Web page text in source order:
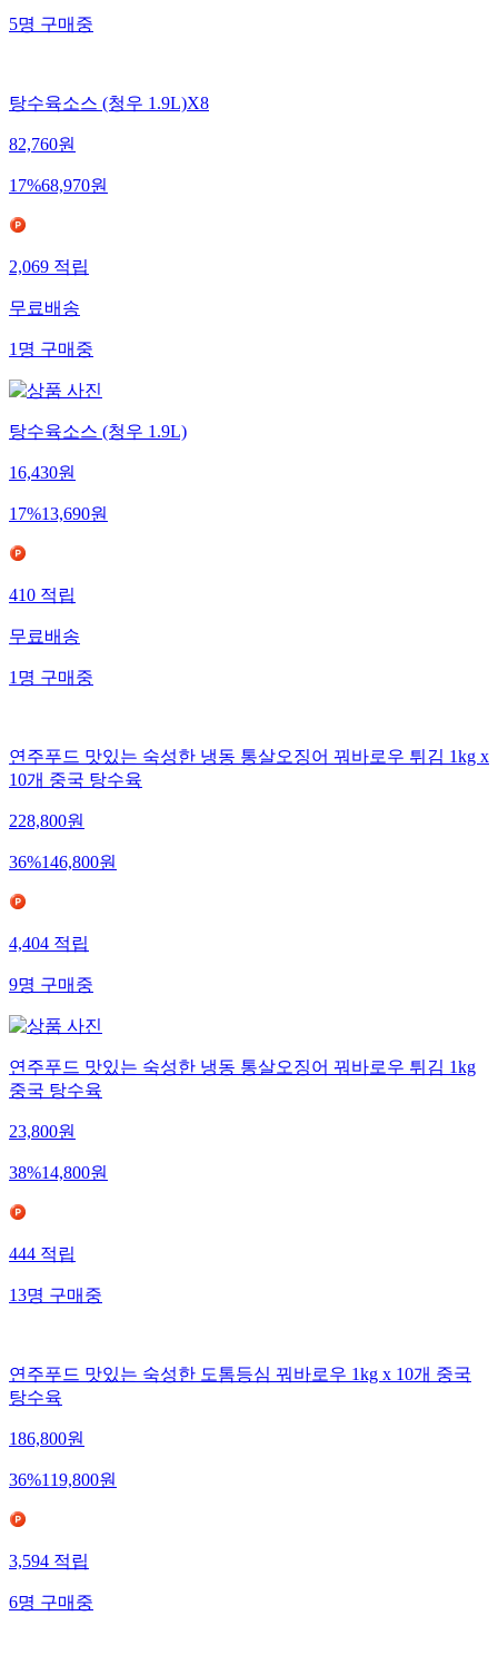
5명구매중
탕수육소스 (청우 1.9L)X8
82,760원
17%68,970원
2,069적립
무료배송
1명구매중
탕수육소스 (청우 1.9L)
16,430원
17%13,690원
410적립
무료배송
1명구매중
연주푸드 맛있는 숙성한 냉동 통살오징어 꿔바로우 튀김 1kg x
10개 중국 탕수육
228,800원
36%146,800원
4,404적립
9명구매중
연주푸드 맛있는 숙성한 냉동 통살오징어 꿔바로우 튀김 1kg
중국 탕수육
23,800원
38%14,800원
444적립
13명구매중
연주푸드 맛있는 숙성한 도톰등심 꿔바로우 1kg x 10개 중국
탕수육
186,800원
36%119,800원
3,594적립
6명구매중